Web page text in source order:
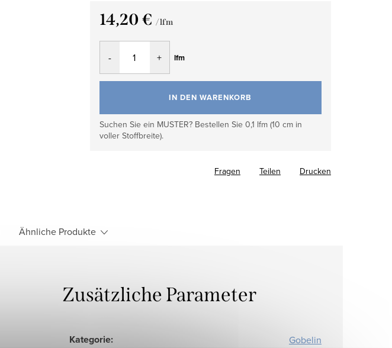
14,20 € / lfm
Verkaufspreis:
lfm
IN DEN WARENKORB
Suchen Sie ein MUSTER? Bestellen Sie 0,1 lfm (10 cm in
voller Stoffbreite).
Drucken
Fragen Teilen
Ähnliche Produkte
Zusätzliche Parameter
Kategorie: Gobelin